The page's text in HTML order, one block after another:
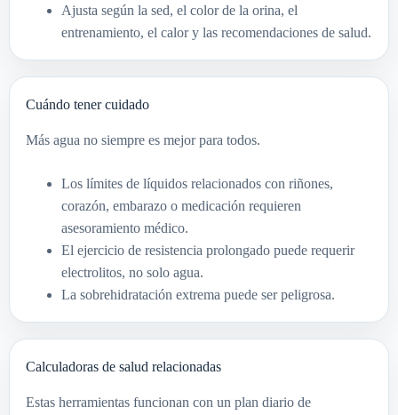
Ajusta según la sed, el color de la orina, el
entrenamiento, el calor y las recomendaciones de salud.
Cuándo tener cuidado
Más agua no siempre es mejor para todos.
Los límites de líquidos relacionados con riñones,
corazón, embarazo o medicación requieren
asesoramiento médico.
El ejercicio de resistencia prolongado puede requerir
electrolitos, no solo agua.
La sobrehidratación extrema puede ser peligrosa.
Calculadoras de salud relacionadas
Estas herramientas funcionan con un plan diario de